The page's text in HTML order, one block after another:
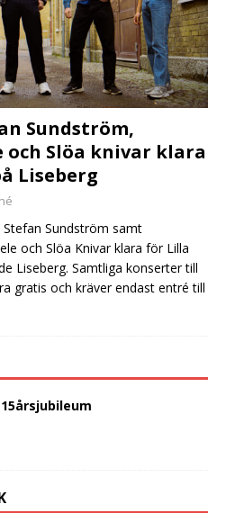
Sundström,
och Slöa knivar klara
Liseberg
Sundström samt
och Slöa Knivar klara för Lilla
Liseberg. Samtliga konserter till
gratis och kräver endast entré till